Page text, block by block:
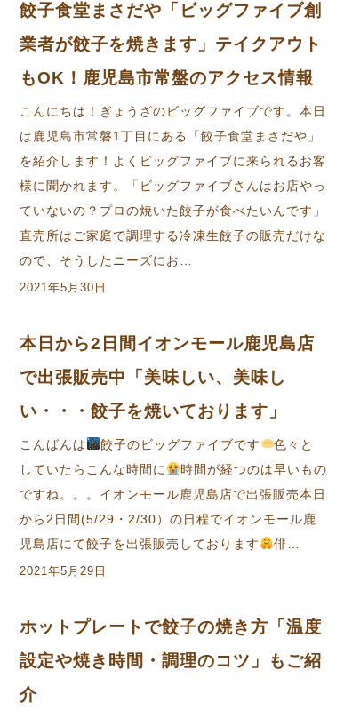
餃子食堂まさだや「ビッグファイブ創
業者が餃子を焼きます」テイクアウト
もOK！鹿児島市常盤のアクセス情報
こんにちは！ぎょうざのビッグファイブです。本日
は鹿児島市常磐1丁目にある「餃子食堂まさだや」
を紹介します！よくビッグファイブに来られるお客
様に聞かれます。「ビッグファイブさんはお店やっ
ていないの？プロの焼いた餃子が食べたいんです」
直売所はご家庭で調理する冷凍生餃子の販売だけな
ので、そうしたニーズにお…
2021年5月30日
本日から2日間イオンモール鹿児島店
で出張販売中「美味しい、美味し
い・・・餃子を焼いております」
こんばんは 餃子のビッグファイブです
色々と
していたらこんな時間に
時間が経つのは早いもの
ですね。。。イオンモール鹿児島店で出張販売本日
から2日間(5/29・2/30）の日程でイオンモール鹿
児島店にて餃子を出張販売しております
俳…
2021年5月29日
ホットプレートで餃子の焼き方「温度
設定や焼き時間・調理のコツ」もご紹
介